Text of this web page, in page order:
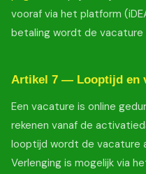
vooraf via het platform
betaling wordt de
Artikel 7 — Looptijd en
Een vacature is online
rekenen vanaf de
looptijd wordt de vacature
Verlenging is mogelijk via